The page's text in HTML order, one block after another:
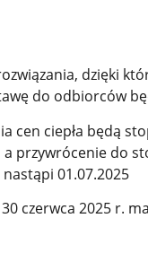
dzięki
do odbiorców
cen ciepła będą
przywrócenie do
01.07.2025
czerwca 2025 r.